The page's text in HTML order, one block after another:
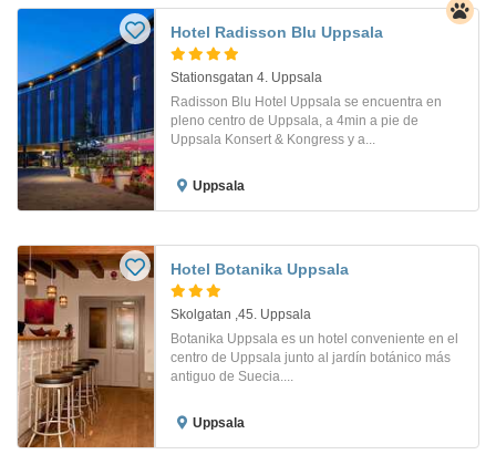
Hotel Radisson Blu Uppsala
Stationsgatan 4. Uppsala
Radisson Blu Hotel Uppsala se encuentra en
pleno centro de Uppsala, a 4min a pie de
Uppsala Konsert & Kongress y a...
Uppsala
Hotel Botanika Uppsala
Skolgatan ,45. Uppsala
Botanika Uppsala es un hotel conveniente en el
centro de Uppsala junto al jardín botánico más
antiguo de Suecia....
Uppsala